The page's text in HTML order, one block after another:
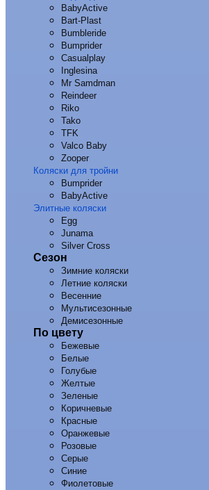
BabyActive
Bart-Plast
Bumbleride
Bumprider
Casualplay
Inglesina
Mr Samdman
Reindeer
Riko
Tako
TFK
Valco Baby
Zooper
Коляски для тройни
Bumprider
BabyActive
Элитные коляски
Egg
Junama
Silver Cross
Сезон
Зимние коляски
Летние коляски
Весенние
Мультисезонные
Демисезонные
По цвету
Бежевые
Белые
Голубые
Желтые
Зеленые
Коричневые
Красные
Оранжевые
Розовые
Серые
Синие
Фиолетовые